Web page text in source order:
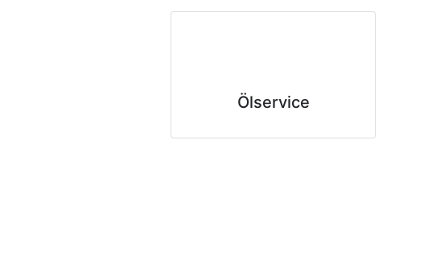
Ölservice